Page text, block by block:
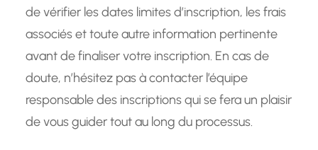
de vérifier les dates limites d’inscription, les frais
associés et toute autre information pertinente
avant de finaliser votre inscription. En cas de
doute, n’hésitez pas à contacter l’équipe
responsable des inscriptions qui se fera un plaisir
de vous guider tout au long du processus.